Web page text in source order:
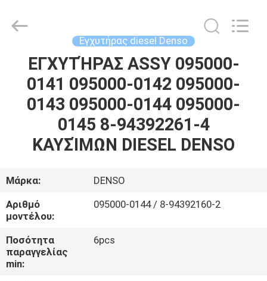
ΣΠΊΤΙ
ΠΡΟΪΌΝΤΑ
ΒΊΝΤΕΟ
ΣΧΕΤΙΚΆ
ΜΕ
ΕΜΆΣ
ΕΠΙΣΚΈΨΕΙΣ
Parts
Εγχυτήρας diesel Denso
ΕΓΧΥΤΉΡΑΣ ASSY 095000-
0141 095000-0142 095000-
0143 095000-0144 095000-
0145 8-94392261-4
ΚΑΥΣΊΜΩΝ DIESEL DENSO
Μάρκα:
DENSO
Αριθμό
μοντέλου:
095000-0144 / 8-94392160-2
Ποσότητα
παραγγελίας
min:
6pcs